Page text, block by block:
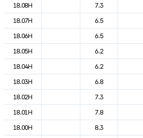
18.08H
7.3
18.07H
6.5
18.06H
6.5
18.05H
6.2
18.04H
6.2
18.03H
6.8
18.02H
7.3
18.01H
7.8
18.00H
8.3